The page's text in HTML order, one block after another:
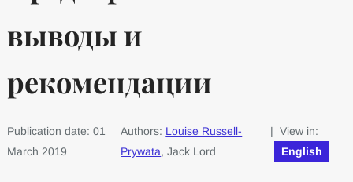
выводы и
рекомендации
Publication date: 01
March 2019
Authors: Louise Russell-
Prywata, Jack Lord
| View in:
English